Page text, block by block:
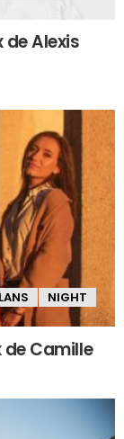
de Alexis
NIGHT
de Camille